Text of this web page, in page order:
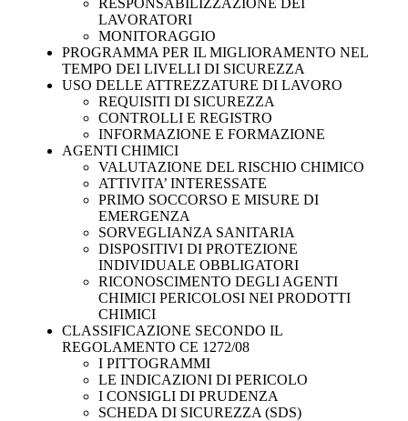
LAVORATORI
MONITORAGGIO
PROGRAMMA PER IL MIGLIORAMENTO NEL
TEMPO DEI LIVELLI DI SICUREZZA
USO DELLE ATTREZZATURE DI LAVORO
REQUISITI DI SICUREZZA
CONTROLLI E REGISTRO
INFORMAZIONE E FORMAZIONE
AGENTI CHIMICI
VALUTAZIONE DEL RISCHIO CHIMICO
ATTIVITA’ INTERESSATE
PRIMO SOCCORSO E MISURE DI
EMERGENZA
SORVEGLIANZA SANITARIA
DISPOSITIVI DI PROTEZIONE
INDIVIDUALE OBBLIGATORI
RICONOSCIMENTO DEGLI AGENTI
CHIMICI PERICOLOSI NEI PRODOTTI
CHIMICI
CLASSIFICAZIONE SECONDO IL
REGOLAMENTO CE 1272/08
I PITTOGRAMMI
LE INDICAZIONI DI PERICOLO
I CONSIGLI DI PRUDENZA
SCHEDA DI SICUREZZA (SDS)